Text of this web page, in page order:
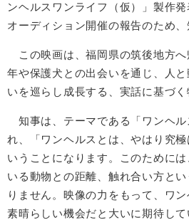
ンヘルスワンライフ（仮）」製作
オーディション開催の報告のため、
この映画は、福岡県の筑後地方
年や保護犬との出会いを通じ、人
いを巡らし成長する、実話に基づく
知事は、テーマである「ワンヘ
れ、「ワンヘルスとは、やはり究
いうことになります。このために
いる動物との距離、触れ合い方と
りません。映像の力をもって、ワ
素晴らしい機会だと大いに期待し